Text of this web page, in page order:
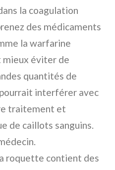
la coagulation
des médicaments
la warfarine
mieux éviter de
quantités de
interférer avec
traitement et
de caillots sanguins.
roquette contient des